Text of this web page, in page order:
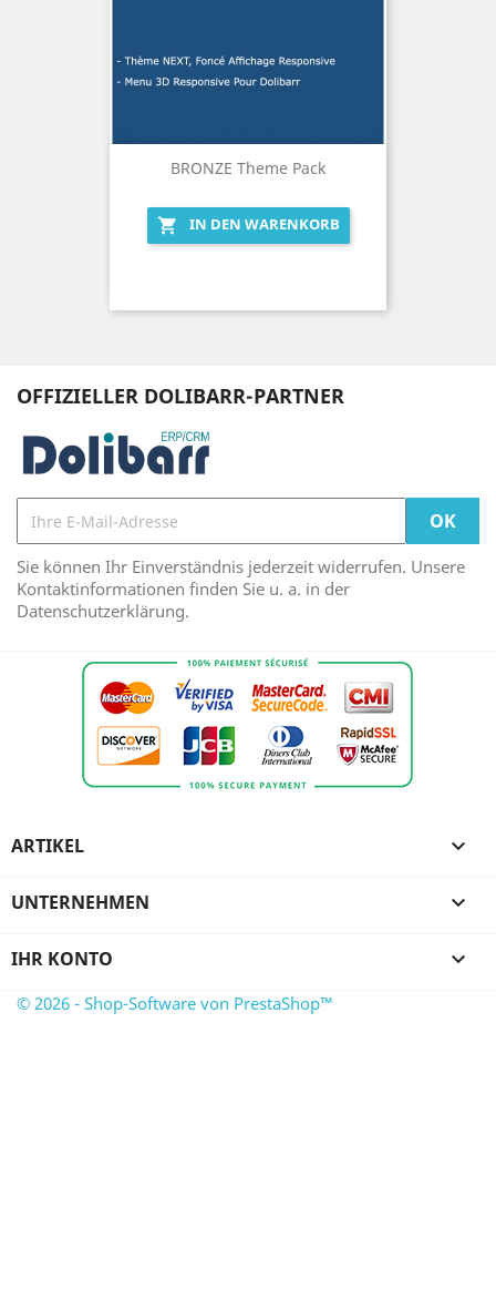
BRONZE Theme Pack
 IN DEN WARENKORB
OFFIZIELLER DOLIBARR-PARTNER
Sie können Ihr Einverständnis jederzeit widerrufen. Unsere
Kontaktinformationen finden Sie u. a. in der
Datenschutzerklärung.
ARTIKEL 
UNTERNEHMEN 
IHR KONTO 
© 2026 - Shop-Software von PrestaShop™